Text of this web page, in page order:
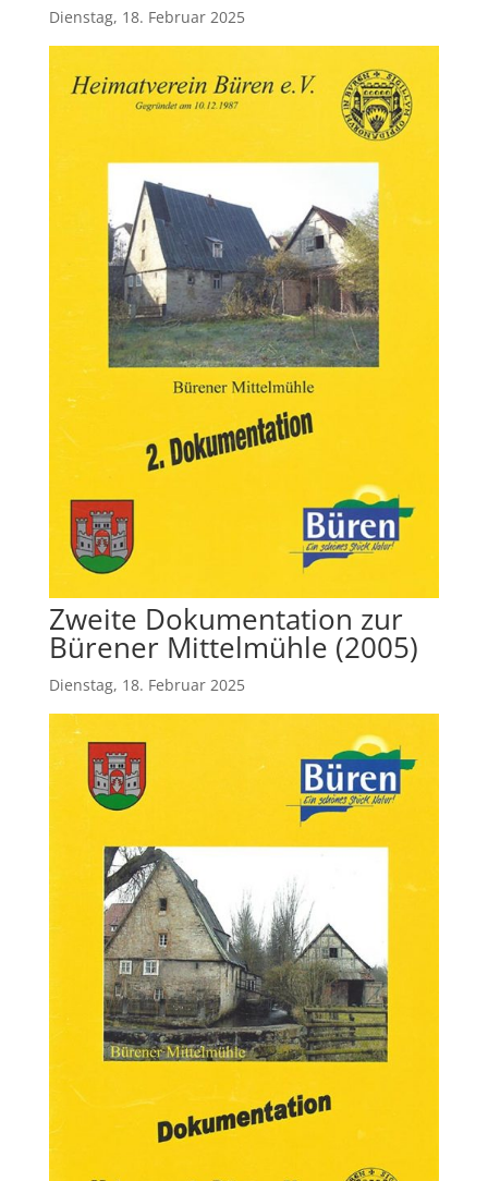
Dienstag, 18. Februar 2025
Zweite Dokumentation zur
Bürener Mittelmühle (2005)
Dienstag, 18. Februar 2025